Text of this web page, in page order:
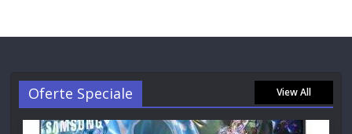
Oferte Speciale View All